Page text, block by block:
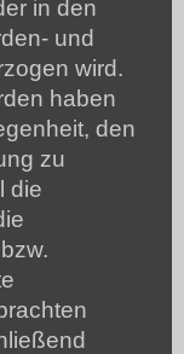
in den
und
wird.
haben
den
zu
die